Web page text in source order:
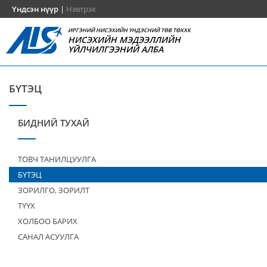
Үндсэн нүүр | Нэвтрэх
ИРГЭНИЙ НИСЭХИЙН ҮНДЭСНИЙ ТӨВ ТӨХХК
НИСЭХИЙН МЭДЭЭЛЛИЙН
ҮЙЛЧИЛГЭЭНИЙ АЛБА
БҮТЭЦ
БИДНИЙ ТУХАЙ
ТОВЧ ТАНИЛЦУУЛГА
БҮТЭЦ
ЗОРИЛГО, ЗОРИЛТ
ТҮҮХ
ХОЛБОО БАРИХ
САНАЛ АСУУЛГА